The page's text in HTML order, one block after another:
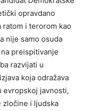
opravdano
ratom i terorom kao
nije samo osuda
preispitivanje
razvijati u
koja odražava
evropskoj javnosti,
zločine i ljudska